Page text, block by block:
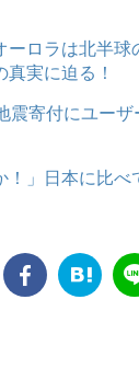
ーロラは北半
実に迫る！
震寄付にユー
！」日本に比べ